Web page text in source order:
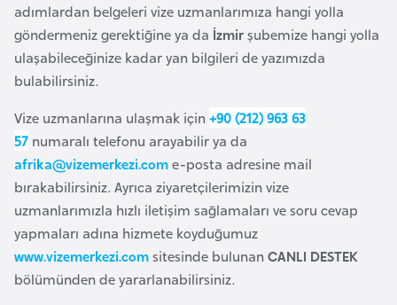
adımlardan belgeleri vize uzmanlarımıza hangi yolla
göndermeniz gerektiğine ya da İzmirşubemize hangi yolla
ulaşabileceğinize kadar yan bilgileri de yazımızda
bulabilirsiniz.
Vize uzmanlarına ulaşmak için+90 (212) 963 63
57 numaralı telefonu arayabilir ya da
afrika@vizemerkezi.come-posta adresine mail
bırakabilirsiniz. Ayrıca ziyaretçilerimizin vize
uzmanlarımızla hızlı iletişim sağlamaları ve soru cevap
yapmaları adına hizmete koyduğumuz
www.vizemerkezi.comsitesinde bulunanCANLI DESTEK
bölümünden de yararlanabilirsiniz.
B
e
l
a
s
B
e
l
ç